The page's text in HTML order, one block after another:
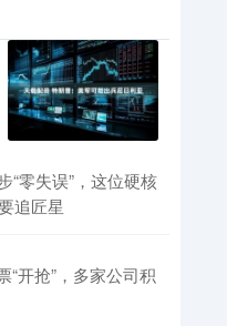
“零失误”，这位硬核
追匠星
“开抢”，多家公司积